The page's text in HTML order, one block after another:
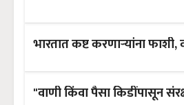
भारतात कष्ट करणाऱ्यांना फाशी,
"वाणी किंवा पैसा किडींपासून